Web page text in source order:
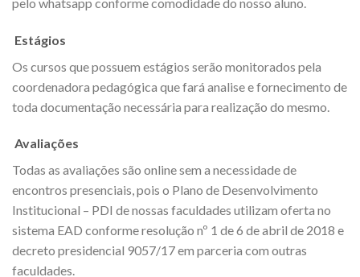
Estágios
Os cursos que possuem estágios serão monitorados pela
coordenadora pedagógica que fará analise e fornecimento de
toda documentação necessária para realização do mesmo.
Avaliações
Todas as avaliações são online sem a necessidade de
encontros presenciais, pois o Plano de Desenvolvimento
Institucional – PDI de nossas faculdades utilizam oferta no
sistema EAD conforme resolução nº 1 de 6 de abril de 2018 e
decreto presidencial 9057/17 em parceria com outras
faculdades.